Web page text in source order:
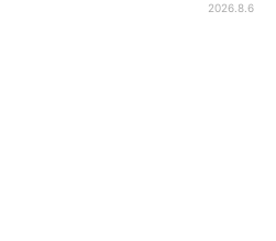
（1階）／MOUSSY（22026.8.6